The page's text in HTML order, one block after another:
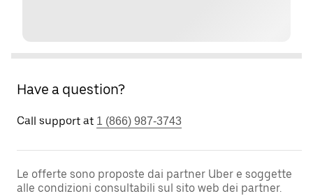
Have a question?
Call support at 1 (866) 987-3743
Le offerte sono proposte dai partner Uber e soggette
alle condizioni consultabili sul sito web dei partner.